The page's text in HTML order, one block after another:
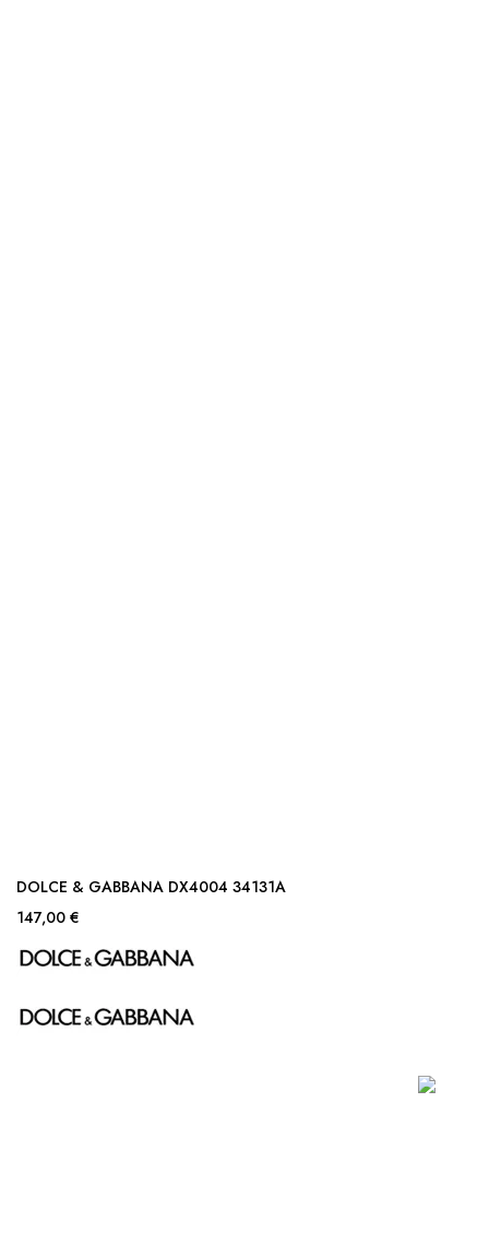
DOLCE & GABBANA DX4004 34131A
147,00 €